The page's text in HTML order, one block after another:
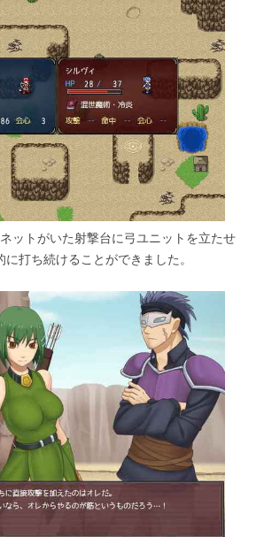
ットがいた射撃台に弓ユニットを立たせ
打ち続けることができました。